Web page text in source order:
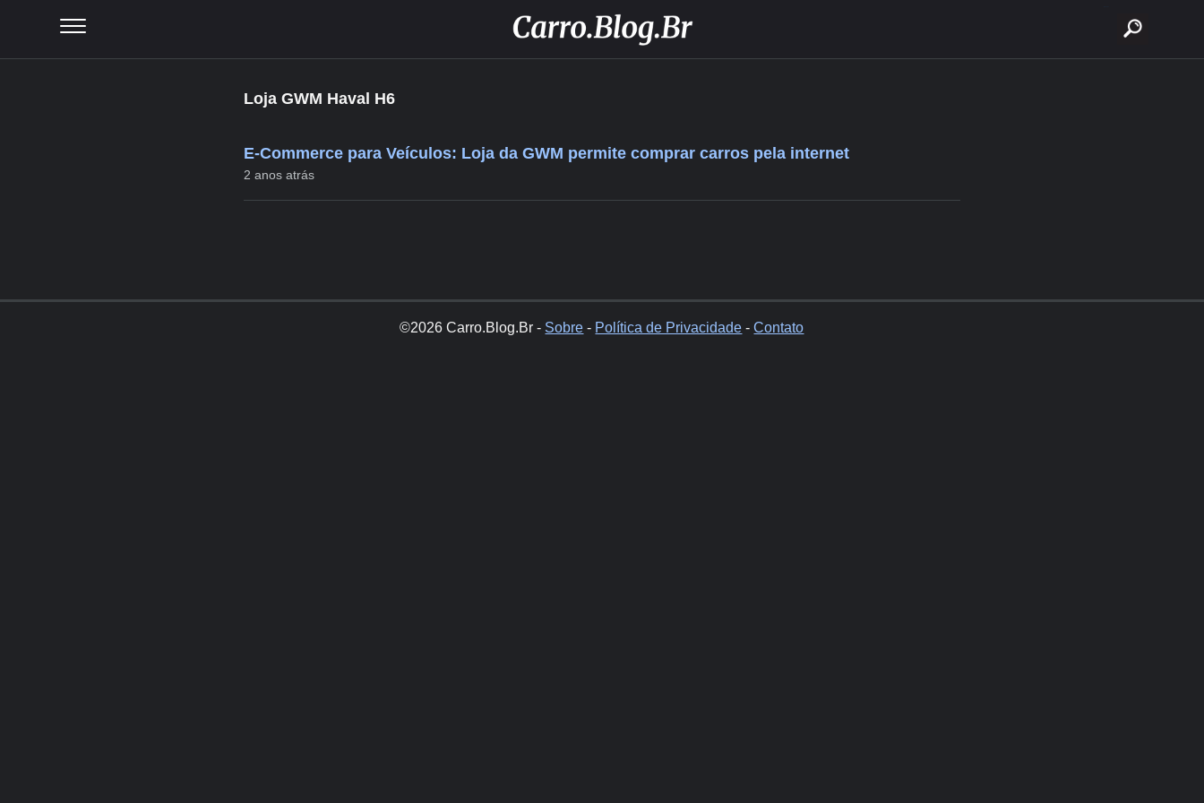
Loja GWM Haval H6
E-Commerce para Veículos: Loja da GWM permite comprar carros pela internet
2 anos atrás
©2026 Carro.Blog.Br - Sobre - Política de Privacidade -Contato